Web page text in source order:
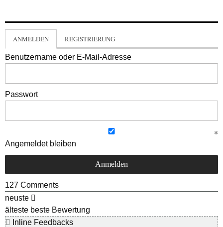
ANMELDEN REGISTRIERUNG
Benutzername oder E-Mail-Adresse
Passwort
Angemeldet bleiben
127 Comments
neuste
älteste beste Bewertung
Inline Feedbacks